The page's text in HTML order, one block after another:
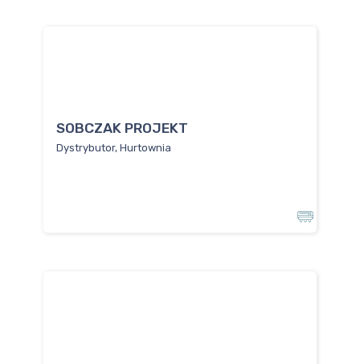
SOBCZAK PROJEKT
Dystrybutor, Hurtownia